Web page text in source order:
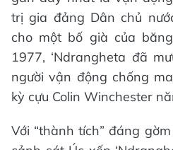
trị gia đảng Dân chủ
cho một bố già của
1977, ‘Ndrangheta đã
người vận động chống
kỳ cựu Colin Winchester
Với “thành tích” đáng